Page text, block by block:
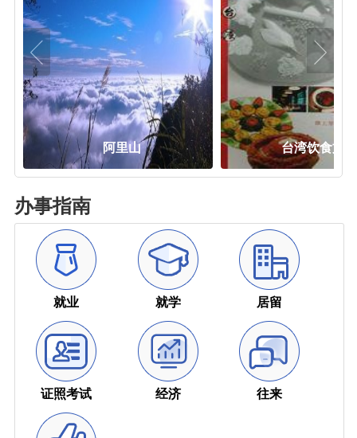
台湾饮食文化 台湾菜
办事指南
就业 就学 居留
证照考试 经济 往来